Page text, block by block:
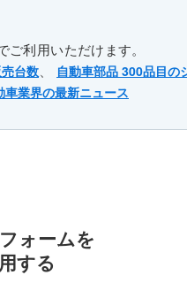
ご利用いただけます。
台数、
自動車部品 300品目の
車業界の最新ニュース
ォームを
する